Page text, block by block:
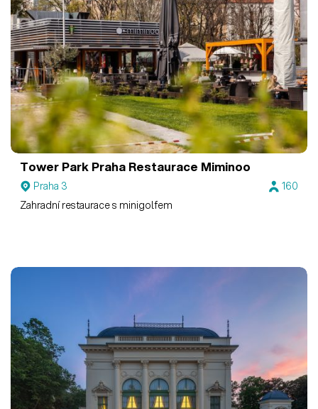
Tower Park Praha Restaurace Miminoo
Praha 3
160
Zahradní restaurace s minigolfem